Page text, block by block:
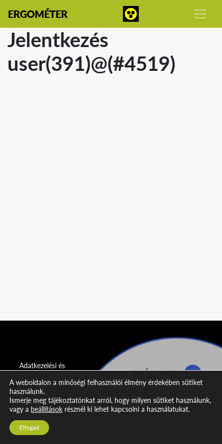
ERGOMÉTER
Jelentkezés
user(391)@(#4519)
Adatkezelési és
nyilatkozat
Impresszum
Kapcsolat
A weboldalon a minőségi felhasználói élmény érdekében sütiket
használunk.
Ismerje meg tájékoztatónkat arról, hogy milyen sütiket használunk,
vagy a beállítások résznél ki lehet kapcsolni a használatukat.
Elfogad